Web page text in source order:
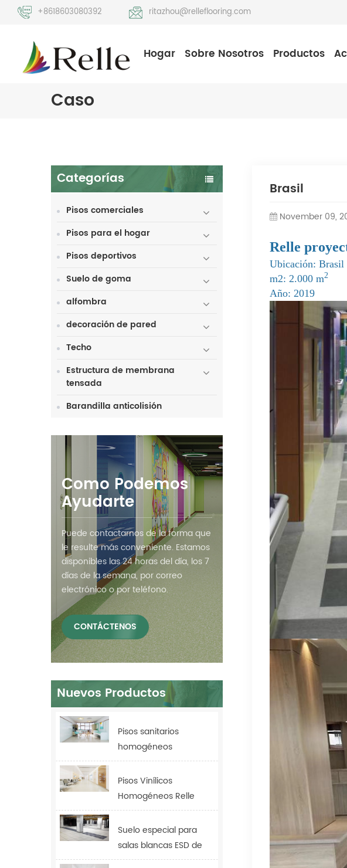
+8618603080392 ritazhou@relleflooring.com
Hogar Sobre Nosotros Productos
Caso
Categorías
Pisos comerciales
Pisos para el hogar
Pisos deportivos
Suelo de goma
alfombra
decoración de pared
Techo
Estructura de membrana
tensada
Barandilla anticolisión
Como Podemos
Ayudarte
Puede contactarnos de la forma que
le resulte más conveniente. Estamos
disponibles las 24 horas del día, los 7
días de la semana, por correo
electrónico o por teléfono.
CONTÁCTENOS
Nuevos Productos
Pisos sanitarios
homogéneos
antibacterianos Relle
para hospitales
Pisos Vinílicos
Homogéneos Relle
Tulip
Suelo especial para
salas blancas ESD de
2,0 mm
Brasil
November 09,
Relle
Ubicación: Brasil
m2: 2.000 m2
Año: 2019